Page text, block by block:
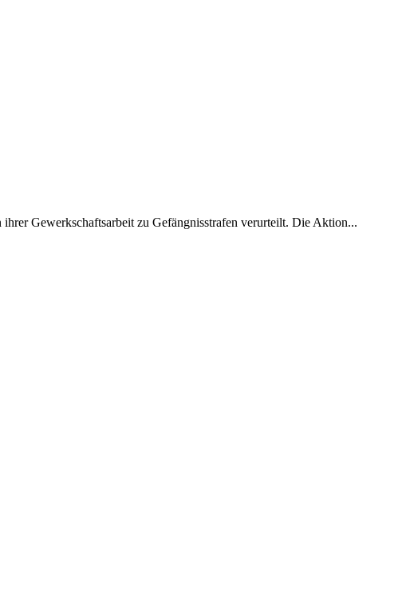
Gewerkschaftsarbeit zu Gefängnisstrafen verurteilt. Die Aktion...